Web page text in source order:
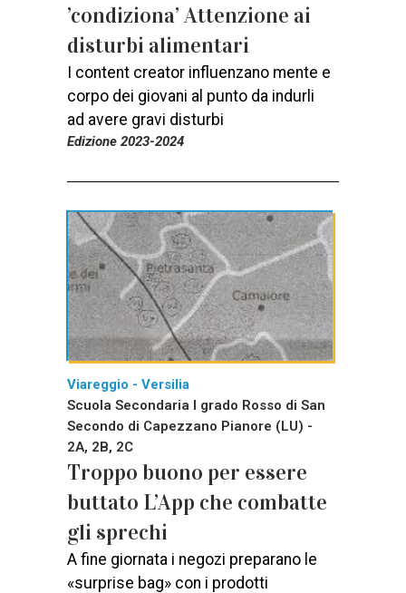
’condiziona’ Attenzione ai
disturbi alimentari
I content creator influenzano mente e
corpo dei giovani al punto da indurli
ad avere gravi disturbi
Edizione 2023-2024
Viareggio - Versilia
Scuola Secondaria I grado Rosso di San
Secondo di Capezzano Pianore (LU) -
2A, 2B, 2C
Troppo buono per essere
buttato L’App che combatte
gli sprechi
A fine giornata i negozi preparano le
«surprise bag» con i prodotti